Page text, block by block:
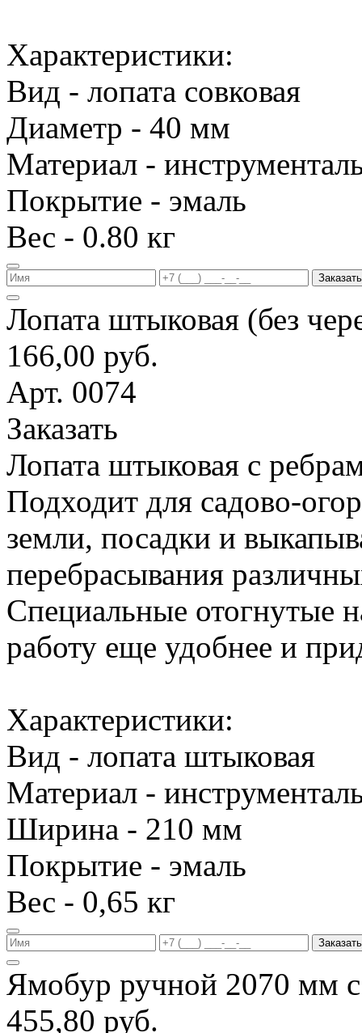
Характеристики:
Вид - лопата совковая
Диаметр - 40 мм
Материал -
Покрытие - эмаль
Вес - 0.80 кг
Заказать
Лопата штыковая (без
166,00 руб.
Арт. 0074
Заказать
Лопата штыковая с
Подходит для садово-
земли, посадки и
перебрасывания
Специальные отогнутые
работу еще удобнее и
Характеристики:
Вид - лопата штыковая
Материал -
Ширина - 210 мм
Покрытие - эмаль
Вес - 0,65 кг
Заказать
Ямобур ручной 2070 мм
455,80 руб.